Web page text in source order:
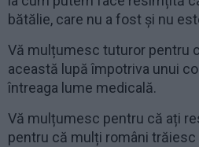
bătălie, care nu a fost și nu
Vă mulțumesc tuturor pentru
această lupă împotriva unui
întreaga lume medicală.
Vă mulțumesc pentru că ați
pentru că mulți români